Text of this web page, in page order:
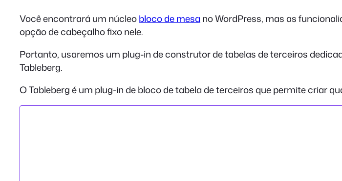
Você encontrará um núcleobloco de mesa no WordPress, mas as
opção de cabeçalho fixo nele.
Portanto, usaremos um plug-in de construtor de tabelas de terceiros
Tableberg.
O Tableberg é um plug-in de bloco de tabela de terceiros que permite criar